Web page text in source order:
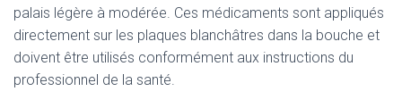
palais légère à modérée. Ces médicaments sont appliqués
directement sur les plaques blanchâtres dans la bouche et
doivent être utilisés conformément aux instructions du
professionnel de la santé.